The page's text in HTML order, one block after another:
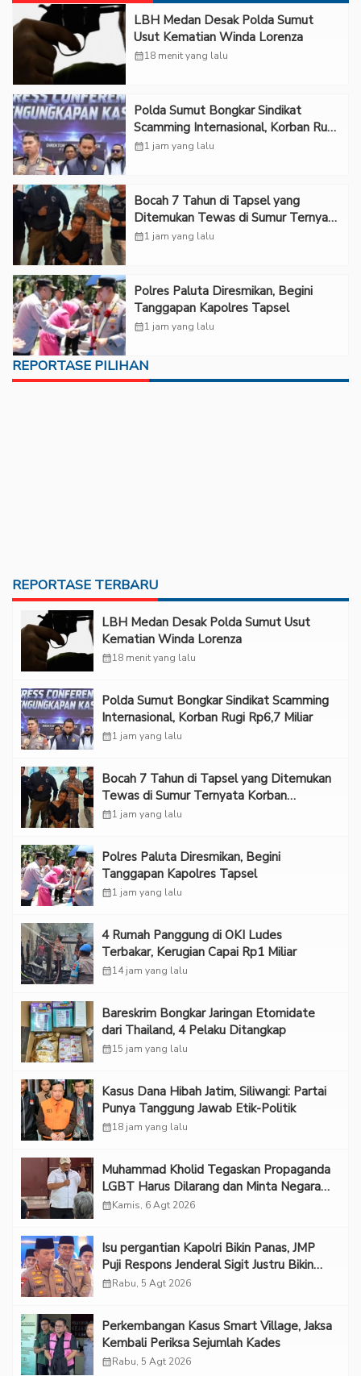
LBH Medan Desak Polda Sumut
Usut Kematian Winda Lorenza
calendar_month18 menit yang lalu
Polda Sumut Bongkar Sindikat
Scamming Internasional, Korban Rugi
Rp6,7 Miliar
calendar_month1 jam yang lalu
Bocah 7 Tahun di Tapsel yang
Ditemukan Tewas di Sumur Ternyata
Korban Kekerasan Seksual
calendar_month1 jam yang lalu
Polres Paluta Diresmikan, Begini
Tanggapan Kapolres Tapsel
calendar_month1 jam yang lalu
REPORTASE PILIHAN
REPORTASE TERBARU
LBH Medan Desak Polda Sumut Usut
Kematian Winda Lorenza
calendar_month18 menit yang lalu
Polda Sumut Bongkar Sindikat Scamming
Internasional, Korban Rugi Rp6,7 Miliar
calendar_month1 jam yang lalu
Bocah 7 Tahun di Tapsel yang Ditemukan
Tewas di Sumur Ternyata Korban
Kekerasan Seksual
calendar_month1 jam yang lalu
Polres Paluta Diresmikan, Begini
Tanggapan Kapolres Tapsel
calendar_month1 jam yang lalu
‎4 Rumah Panggung di OKI Ludes
Terbakar, Kerugian Capai Rp1 Miliar
calendar_month14 jam yang lalu
Bareskrim Bongkar Jaringan Etomidate
dari Thailand, 4 Pelaku Ditangkap
calendar_month15 jam yang lalu
Kasus Dana Hibah Jatim, Siliwangi: Partai
Punya Tanggung Jawab Etik-Politik
calendar_month18 jam yang lalu
Muhammad Kholid Tegaskan Propaganda
LGBT Harus Dilarang dan Minta Negara
Melindungi Korban
calendar_monthKamis, 6 Agt 2026
Isu pergantian Kapolri Bikin Panas, JMP
Puji Respons Jenderal Sigit Justru Bikin
“Adem”
calendar_monthRabu, 5 Agt 2026
Perkembangan Kasus Smart Village, Jaksa
Kembali Periksa Sejumlah Kades
calendar_monthRabu, 5 Agt 2026